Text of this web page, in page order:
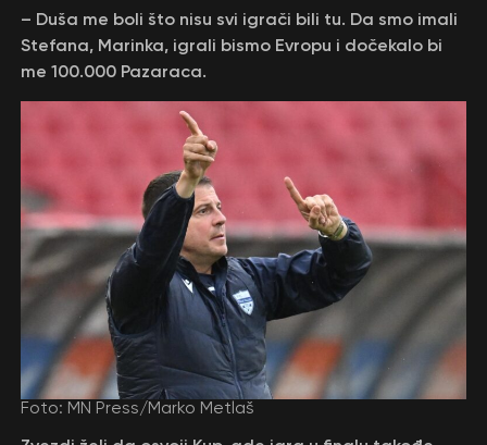
– Duša me boli što nisu svi igrači bili tu. Da smo imali
Stefana, Marinka, igrali bismo Evropu i dočekalo bi
me 100.000 Pazaraca.
Foto: MN Press/Marko Metlaš